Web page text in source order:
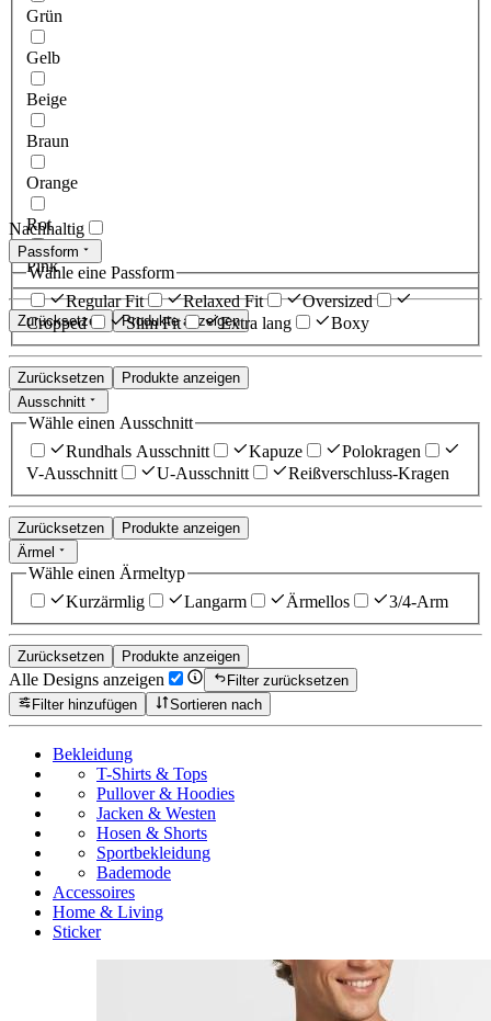
Grün
Gelb
Beige
Braun
Orange
Rot
Pink
Zurücksetzen Produkte anzeigen
Nachhaltig
Passform
Wähle eine Passform
Regular Fit
Relaxed Fit
Oversized
Cropped
Slim Fit Extra lang Boxy
Zurücksetzen
Produkte anzeigen
Ausschnitt
Wähle einen Ausschnitt
Rundhals Ausschnitt
Kapuze
Polokragen
V-Ausschnitt
U-Ausschnitt Reißverschluss-Kragen
Zurücksetzen
Produkte anzeigen
Ärmel
Wähle einen Ärmeltyp
Kurzärmlig
Langarm Ärmellos 3/4-Arm
Zurücksetzen Produkte anzeigen
Alle Designs anzeigen
Filter zurücksetzen
Filter hinzufügen
Sortieren nach
Bekleidung
T-Shirts & Tops
Pullover & Hoodies
Jacken & Westen
Hosen & Shorts
Sportbekleidung
Bademode
Accessoires
Home & Living
Sticker